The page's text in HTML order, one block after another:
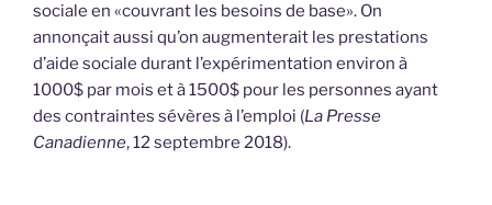
sociale en «couvrant les besoins de base». On
annonçait aussi qu’on augmenterait les prestations
d’aide sociale durant l’expérimentation environ à
1000$ par mois et à 1500$ pour les personnes ayant
des contraintes sévères à l’emploi (La Presse
Canadienne, 12 septembre 2018).